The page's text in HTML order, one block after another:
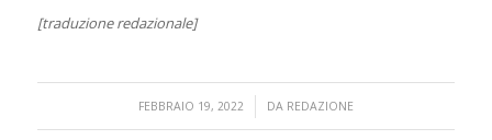
[traduzione redazionale]
FEBBRAIO 19, 2022
/ DA REDAZIONE